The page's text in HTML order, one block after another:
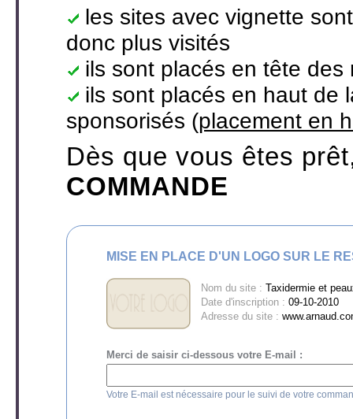
les sites avec vignette
donc plus visités
ils sont placés en tête
ils sont placés en haut de
sponsorisés (placement en
Dès que vous êtes
COMMANDE
MISE EN PLACE D'UN LOGO SUR LE
Nom du site : Taxidermie et
Date d'inscription : 09-10-2010
Adresse du site :
Merci de saisir ci-dessous votre E-mail :
Votre E-mail est nécessaire pour le suivi de votre